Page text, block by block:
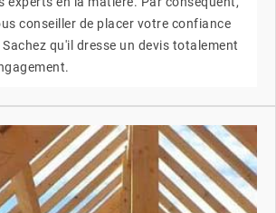
conseiller de placer votre confiance
qu'il dresse un devis totalement